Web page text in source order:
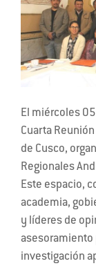
El miércoles
Cuarta
de Cusco,
Regionales
Este espacio,
academia,
y líderes de
asesoramiento
investigación